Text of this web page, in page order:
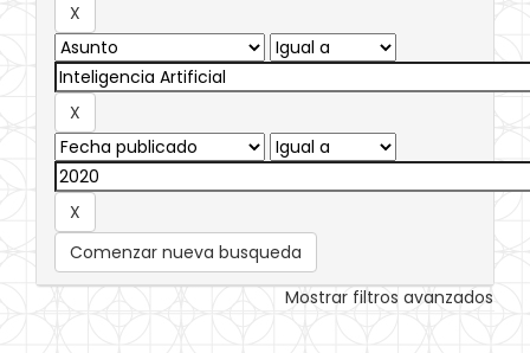
Comenzar nueva busqueda
Mostrar filtros avanzados